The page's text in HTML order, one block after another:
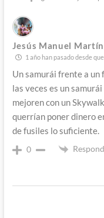
Jesús Manuel
1 año han pasado desde
Un samurái frente a un
las veces es un
mejoren con un
querrían poner dinero
de fusiles lo suficiente.
0